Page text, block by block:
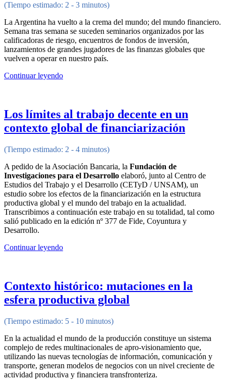
(Tiempo estimado: 2 - 3 minutos)
La Argentina ha vuelto a la crema del mundo; del mundo financiero.
Semana tras semana se suceden seminarios organizados por las
calificadoras de riesgo, encuentros de fondos de inversión,
lanzamientos de grandes jugadores de las finanzas globales que
vuelven a operar en nuestro país.
Continuar leyendo
Los límites al trabajo decente en un
contexto global de financiarización
(Tiempo estimado: 2 - 4 minutos)
A pedido de la Asociación Bancaria, la Fundación de
Investigaciones para el Desarrollo elaboró, junto al Centro de
Estudios del Trabajo y el Desarrollo (CETyD / UNSAM), un
estudio sobre los efectos de la financiarización en la estructura
productiva global y el mundo del trabajo en la actualidad.
Transcribimos a continuación este trabajo en su totalidad, tal como
salió publicado en la edición nº 377 de Fide, Coyuntura y
Desarrollo.
Continuar leyendo
Contexto histórico: mutaciones en la
esfera productiva global
(Tiempo estimado: 5 - 10 minutos)
En la actualidad el mundo de la producción constituye un sistema
complejo de redes multinacionales de apro-visionamiento que,
utilizando las nuevas tecnologías de información, comunicación y
transporte, generan modelos de negocios con un nivel creciente de
actividad productiva y financiera transfronteriza.